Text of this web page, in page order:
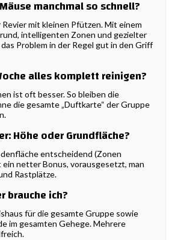
manchmal so schnell?
mit kleinen Pfützen. Mit einem
intelligenten Zonen und gezielter
Problem in der Regel gut in den Griff
alles komplett reinigen?
ist oft besser. So bleiben die
die gesamte „Duftkarte“ der Gruppe
Höhe oder Grundfläche?
entscheidend (Zonen
netter Bonus, vorausgesetzt, man
Rastplätze.
brauche ich?
für die gesamte Gruppe sowie
im gesamten Gehege. Mehrere